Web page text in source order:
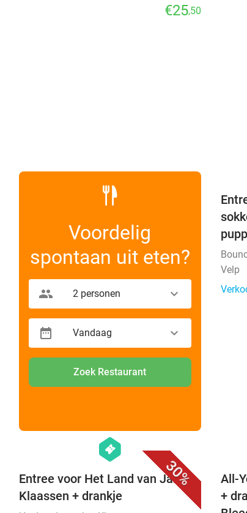
€25,50
Voordelig
spontaan uit eten?
2 personen
Vandaag
Zoek Restaurant
Velp
30%
favorite_border
hexagon
events
Entree voor Het Land van Jan
Klaassen + drankje
All-
+